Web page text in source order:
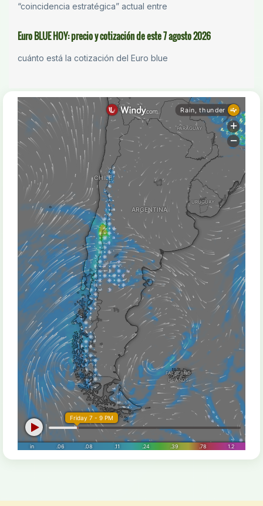
“coincidencia estratégica” actual entre
Euro BLUE HOY: precio y cotización de este 7 agosto 2026
cuánto está la cotización del Euro blue